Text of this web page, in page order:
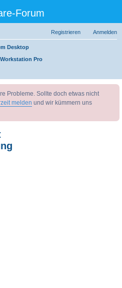
Forum
Anmelden
Registrieren
Desktop
Pro
uc
Probleme. Sollte doch etwas nicht
melden und wir kümmern uns